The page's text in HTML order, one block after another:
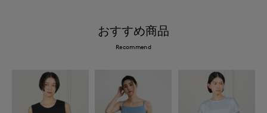
おすすめ商品
Recommend